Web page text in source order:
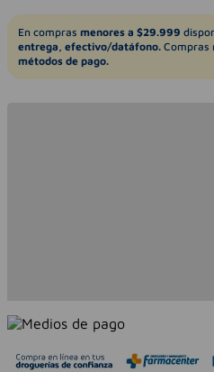
En compras menores a $29.999
entrega, efectivo/datáfono. Compras
métodos de pago.